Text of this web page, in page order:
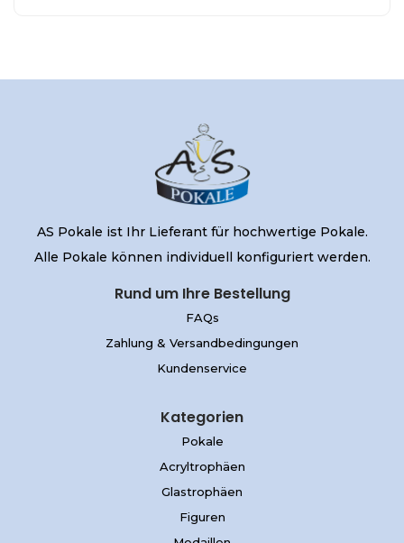
AS Pokale ist Ihr Lieferant für hochwertige Pokale.
Alle Pokale können individuell konfiguriert werden.
Rund um Ihre Bestellung
FAQs
Zahlung & Versandbedingungen
Kundenservice
Kategorien
Pokale
Acryltrophäen
Glastrophäen
Figuren